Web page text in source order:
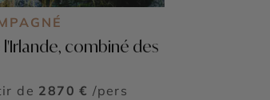
combiné des
de 2870 € /pers